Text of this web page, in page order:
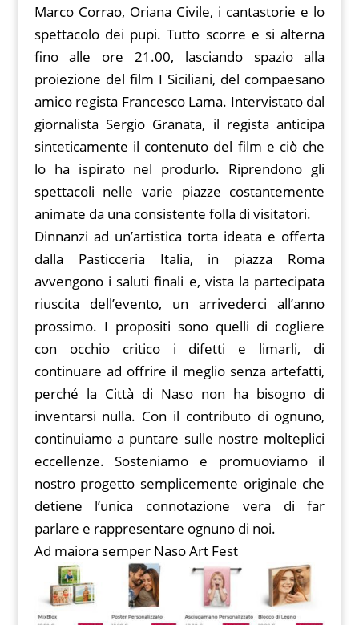
Marco Corrao, Oriana Civile, i cantastorie e lo
spettacolo dei pupi. Tutto scorre e si alterna
fino alle ore 21.00, lasciando spazio alla
proiezione del film I Siciliani, del compaesano
amico regista Francesco Lama. Intervistato dal
giornalista Sergio Granata, il regista anticipa
sinteticamente il contenuto del film e ciò che
lo ha ispirato nel produrlo. Riprendono gli
spettacoli nelle varie piazze costantemente
animate da una consistente folla di visitatori.
Dinnanzi ad un’artistica torta ideata e offerta
dalla Pasticceria Italia, in piazza Roma
avvengono i saluti finali e, vista la partecipata
riuscita dell’evento, un arrivederci all’anno
prossimo. I propositi sono quelli di cogliere
con occhio critico i difetti e limarli, di
continuare ad offrire il meglio senza artefatti,
perché la Città di Naso non ha bisogno di
inventarsi nulla. Con il contributo di ognuno,
continuiamo a puntare sulle nostre molteplici
eccellenze. Sosteniamo e promuoviamo il
nostro progetto semplicemente originale che
detiene l’unica connotazione vera di far
parlare e rappresentare ognuno di noi.
Ad maiora semper Naso Art Fest